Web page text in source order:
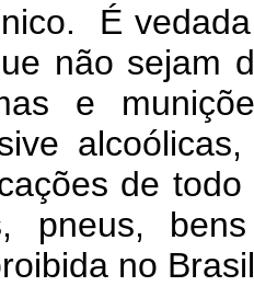
É
não sejam
e
de
pneus,
no